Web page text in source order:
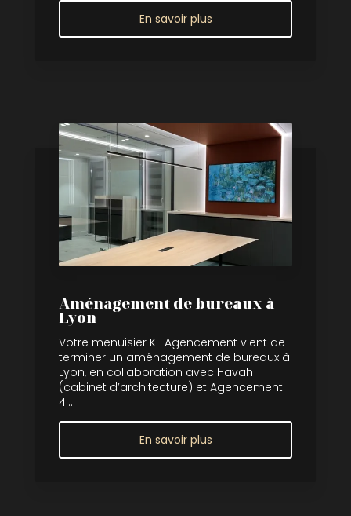
En savoir plus
Aménagement de bureaux à
Lyon
Votre menuisier KF Agencement vient de
terminer un aménagement de bureaux à
Lyon, en collaboration avec Havah
(cabinet d’architecture) et Agencement
4...
En savoir plus